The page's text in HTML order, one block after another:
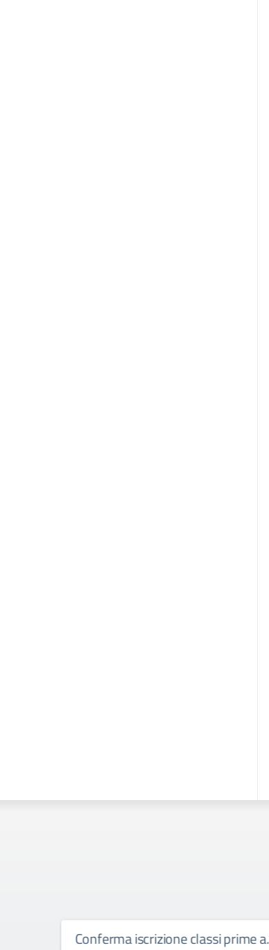
iscrizione classi prime a.s.